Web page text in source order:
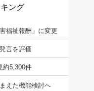
ング
福祉報酬」に変更
言を評価
5,300件
えた機能検討へ